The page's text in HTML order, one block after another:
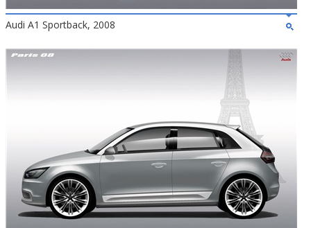
Audi A1 Sportback, 2008